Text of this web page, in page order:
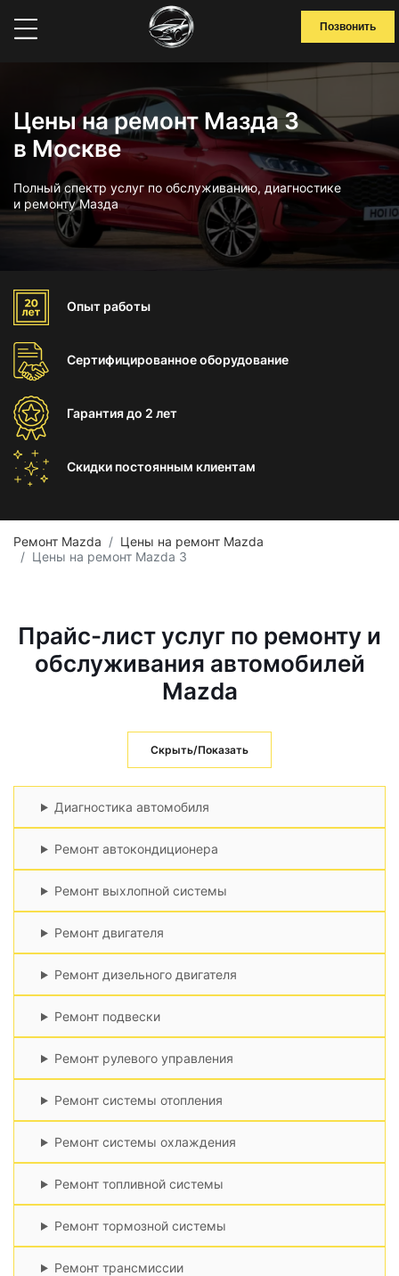
Позвонить
Цены на ремонт Мазда 3
в Москве
Полный спектр услуг по обслуживанию, диагностике
и ремонту Мазда
Опыт работы
Сертифицированноеоборудование
Гарантиядо 2 лет
Скидки постоянным клиентам
Ремонт Mazda
Цены на ремонт Mazda
Цены на ремонт Mazda 3
Прайс-лист услуг по ремонту и
обслуживания автомобилей
Mazda
Скрыть/Показать
Диагностика автомобиля
Ремонт автокондиционера
Ремонт выхлопной системы
Ремонт двигателя
Ремонт дизельного двигателя
Ремонт подвески
Ремонт рулевого управления
Ремонт системы отопления
Ремонт системы охлаждения
Ремонт топливной системы
Ремонт тормозной системы
Ремонт трансмиссии